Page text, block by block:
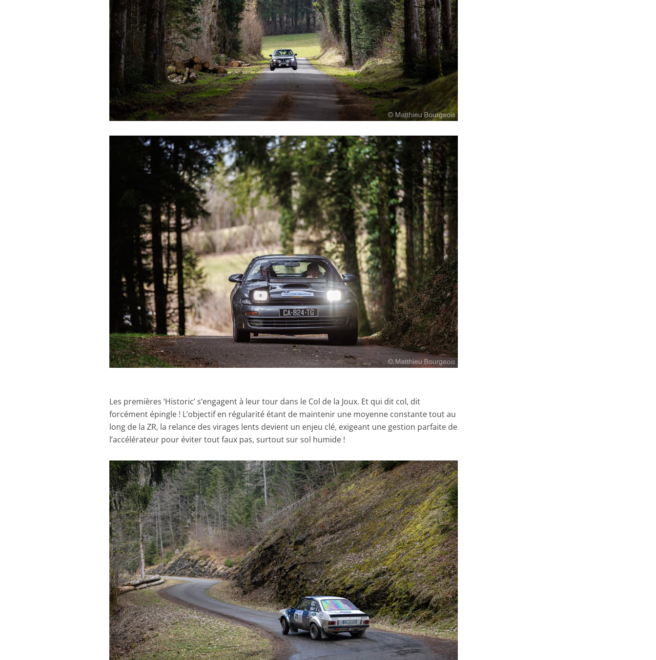
Les premières ‘Historic’ s’engagent à leur tour dans le Col de la Joux. Et qui dit col, dit
forcément épingle ! L’objectif en régularité étant de maintenir une moyenne constante tout au
long de la ZR, la relance des virages lents devient un enjeu clé, exigeant une gestion parfaite de
l’accélérateur pour éviter tout faux pas, surtout sur sol humide !